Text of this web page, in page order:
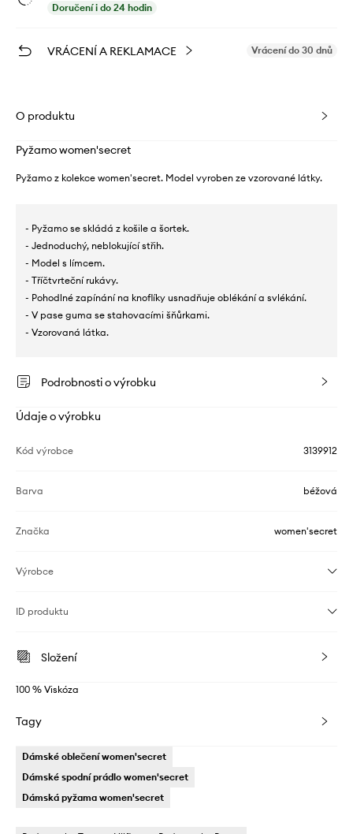
Doručení i do 24 hodin
VRÁCENÍ A REKLAMACE Vrácení do 30 dnů
O produktu
Pyžamo women'secret
Pyžamo z kolekce women'secret. Model vyroben ze vzorované látky.
- Pyžamo se skládá z košile a šortek.
- Jednoduchý, neblokující střih.
- Model s límcem.
- Tříčtvrteční rukávy.
- Pohodlné zapínání na knoflíky usnadňuje oblékání a svlékání.
- V pase guma se stahovacími šňůrkami.
- Vzorovaná látka.
Podrobnosti o výrobku
Údaje o výrobku
Kód výrobce 3139912
Barva béžová
Značka women'secret
Výrobce
ID produktu
Složení
100 % Viskóza
Tagy
Dámské oblečení women'secret
Dámské spodní prádlo women'secret
Dámská pyžama women'secret